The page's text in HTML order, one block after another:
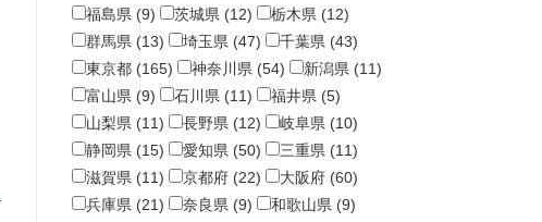
福島県 (9)
茨城県 (12)
栃木県 (12)
群馬県 (13)
埼玉県 (47)
千葉県 (43)
東京都 (165)
神奈川県 (54)
新潟県 (11)
富山県 (9)
石川県 (11)
福井県 (5)
山梨県 (11)
長野県 (12)
岐阜県 (10)
静岡県 (15)
愛知県 (50)
三重県 (11)
滋賀県 (11)
京都府 (22)
大阪府 (60)
兵庫県 (21)
奈良県 (9)
和歌山県 (9)